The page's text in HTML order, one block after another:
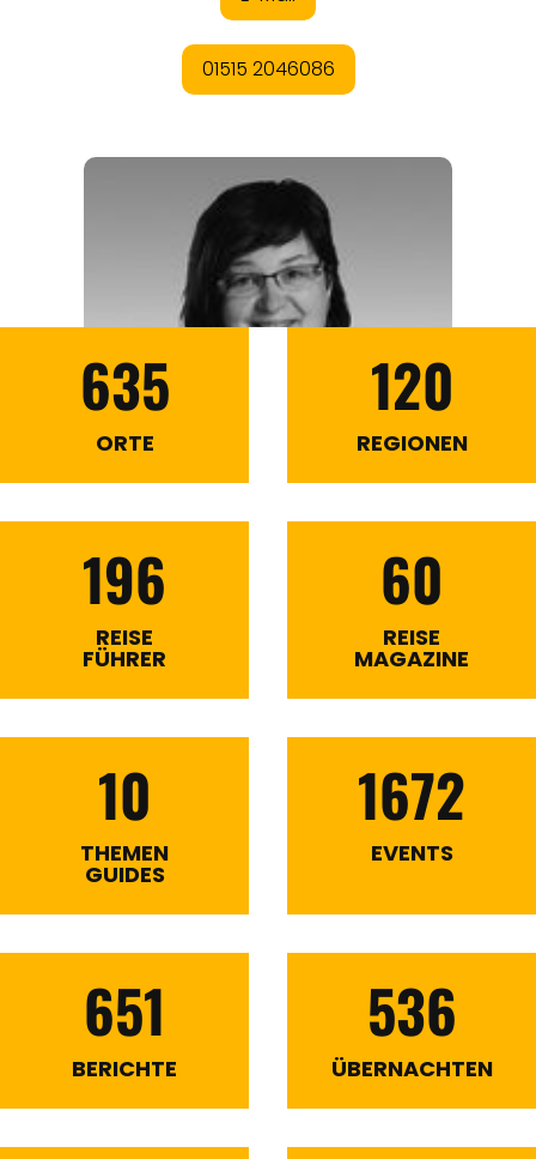
635
ORTE
120
REGIONEN
196
REISE
FÜHRER
60
REISE
MAGAZINE
10
THEMEN
GUIDES
1672
EVENTS
651
BERICHTE
536
ÜBERNACHTEN